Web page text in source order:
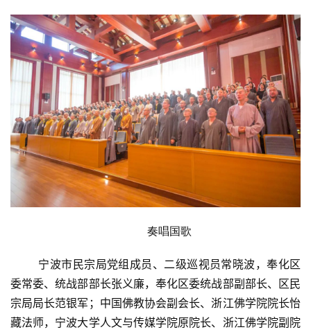
奏唱国歌
宁波市民宗局党组成员、二级巡视员常晓波，奉化区
委常委、统战部部长张义廉，奉化区委统战部副部长、区民
宗局局长范银军；中国佛教协会副会长、 浙江佛学院院长怡
藏法师，宁波大学人文与传媒学院原院长、 浙江佛学院副院